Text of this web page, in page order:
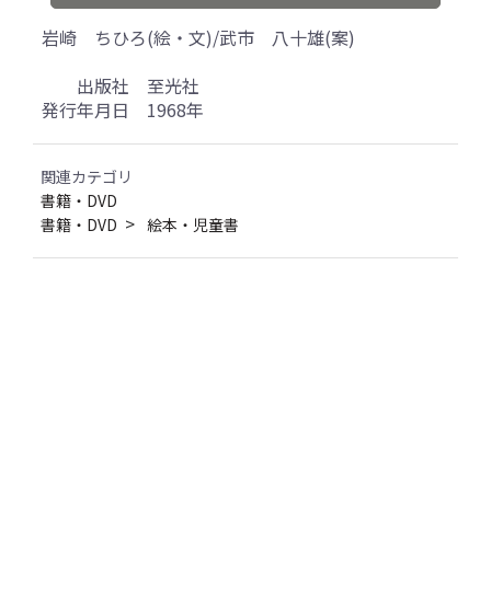
岩崎 ちひろ(絵・文)/武市 八十雄(案)
出版社 至光社
発行年月日 1968年
関連カテゴリ
書籍・DVD
書籍・DVD
絵本・児童書